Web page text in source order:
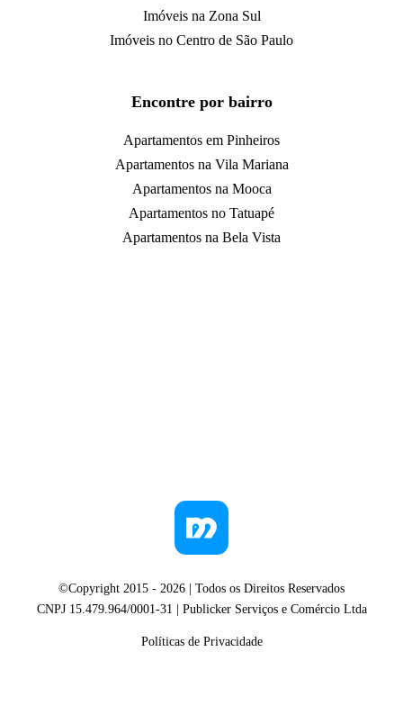
Imóveis na Zona Sul
Imóveis no Centro de São Paulo
Encontre por bairro
Apartamentos em Pinheiros
Apartamentos na Vila Mariana
Apartamentos na Mooca
Apartamentos no Tatuapé
Apartamentos na Bela Vista
©Copyright 2015 - 2026 | Todos os Direitos Reservados
CNPJ 15.479.964/0001-31 | Publicker Serviços e Comércio Ltda
Políticas de Privacidade